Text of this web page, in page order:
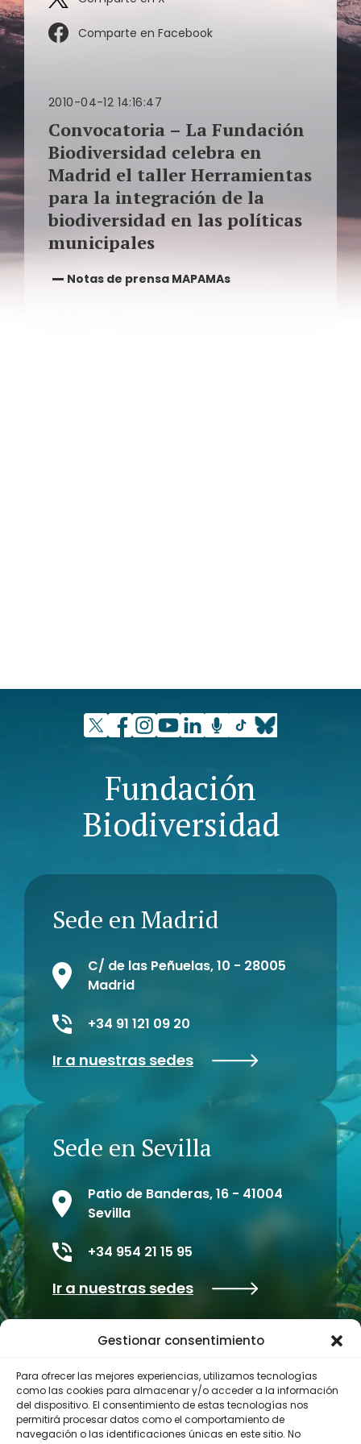
Gestionar consentimiento
Para ofrecer las mejores experiencias, utilizamos tecnologías
como las cookies para almacenar y/o acceder a la información
del dispositivo. El consentimiento de estas tecnologías nos
permitirá procesar datos como el comportamiento de
navegación o las identificaciones únicas en este sitio. No
Comparte en Facebook
2010-04-12 14:16:47
Convocatoria – La Fundación
Biodiversidad celebra en
Madrid el taller Herramientas
para la integración de la
biodiversidad en las políticas
municipales
Notas de prensa MAPAMAs
Fundación
Biodiversidad
Sede en Madrid
C/ de las Peñuelas, 10 - 28005
Madrid
+34 91 121 09 20
Ir a nuestras sedes
Sede en Sevilla
Patio de Banderas, 16 - 41004
Sevilla
+34 954 21 15 95
Ir a nuestras sedes